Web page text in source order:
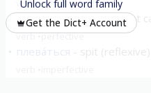
verb perfective
наплева́ть "spit" to not
verb perfective
плева́ться
Unlock full word family
Get the Dict+ Account